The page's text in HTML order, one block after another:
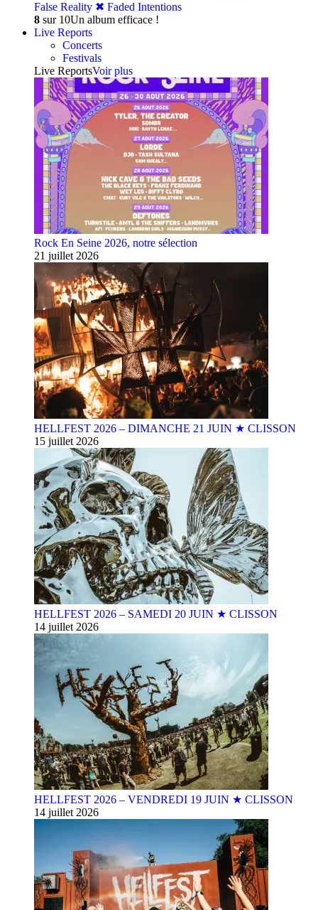
False Reality ✖︎ Faded Intentions
8 sur 10Un album efficace !
Live Reports
Concerts
Festivals
Live ReportsVoir plus
Rock En Seine 2026, notre sélection
21 juillet 2026
HELLFEST 2026 – DIMANCHE 21 JUIN ★ CLISSON
15 juillet 2026
HELLFEST 2026 – SAMEDI 20 JUIN ★ CLISSON
14 juillet 2026
HELLFEST 2026 – VENDREDI 19 JUIN ★ CLISSON
14 juillet 2026